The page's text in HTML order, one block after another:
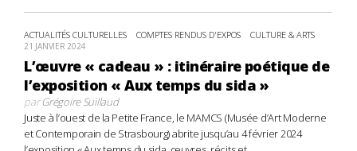
ACTUALITÉS CULTURELLES COMPTES RENDUS D'EXPOS CULTURE & ARTS
21 JANVIER 2024
L’œuvre « cadeau » : itinéraire poétique de
l’exposition « Aux temps du sida »
parGrégoire Suillaud
Juste à l’ouest de la Petite France, le MAMCS (Musée d’Art Moderne
et Contemporain de Strasbourg) abrite jusqu’au 4 février 2024